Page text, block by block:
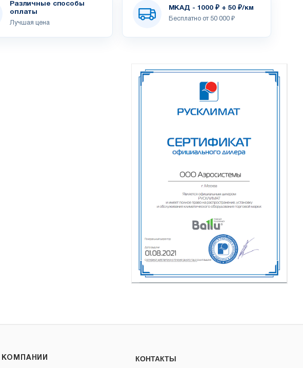
Различные способы
оплаты
Лучшая цена
МКАД - 1000 ₽ + 50 ₽/км
Бесплатно от 50 000 ₽
КОМПАНИИ КОНТАКТЫ